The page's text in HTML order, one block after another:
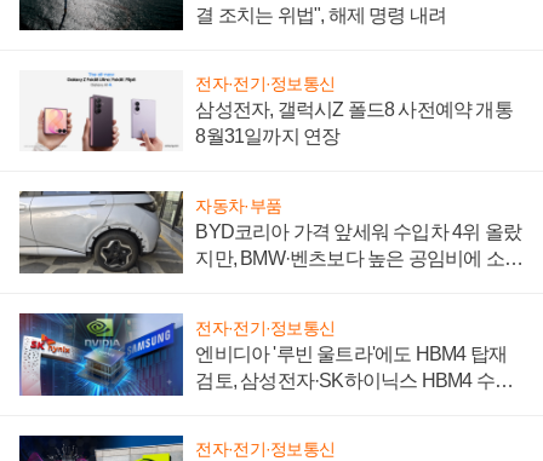
결 조치는 위법", 해제 명령 내려
전자·전기·정보통신
삼성전자, 갤럭시Z 폴드8 사전예약 개통
8월31일까지 연장
자동차·부품
BYD코리아 가격 앞세워 수입차 4위 올랐
지만, BMW·벤츠보다 높은 공임비에 소비
전자·전기·정보통신
엔비디아 '루빈 울트라'에도 HBM4 탑재
검토, 삼성전자·SK하이닉스 HBM4 수율
전자·전기·정보통신